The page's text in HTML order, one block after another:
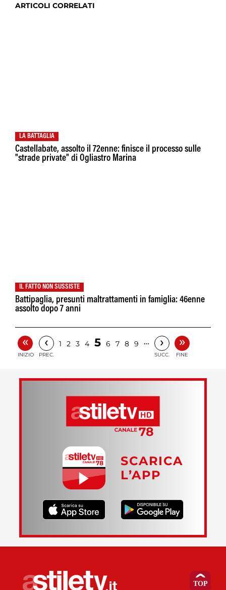
ARTICOLI CORRELATI
LA BATTAGLIA
Castellabate, assolto il 72enne: finisce il processo sulle
"strade private" di Ogliastro Marina
IL FATTO NON SUSSISTE
Battipaglia, presunti maltrattamenti in famiglia: 46enne
assolto dopo 7 anni
«
INIZIO
‹
PREC.
1 2 3 4 5 6 7 8 9 … ›
SUCC.
»
FINE
SCARICA
L’APP